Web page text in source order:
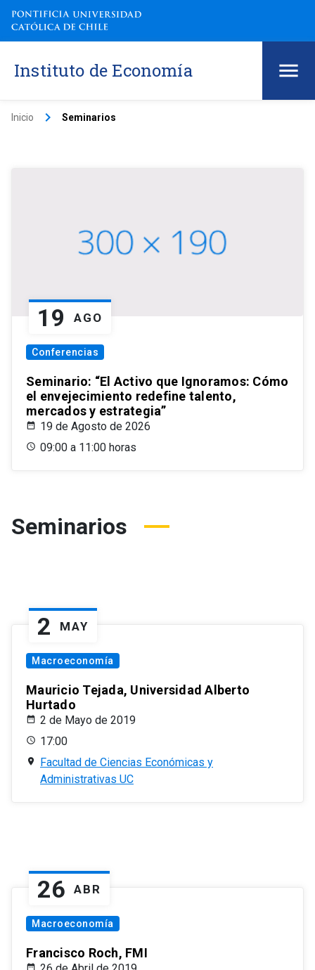
Instituto de Economía
Inicio keyboard_arrow_right Seminarios
19 AGO
Conferencias
Seminario: “El Activo que Ignoramos: Cómo
el envejecimiento redefine talento,
mercados y estrategia”
19 de Agosto de 2026
09:00 a 11:00 horas
Seminarios
2 MAY
Macroeconomía
Mauricio Tejada, Universidad Alberto
Hurtado
2 de Mayo de 2019
17:00
Facultad de Ciencias Económicas y
Administrativas UC
26 ABR
Macroeconomía
Francisco Roch, FMI